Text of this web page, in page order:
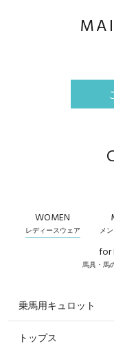
WOMEN
レディースウェア メ
for
馬具・馬
乗馬用キュロット
すべてのキュロット
トップス